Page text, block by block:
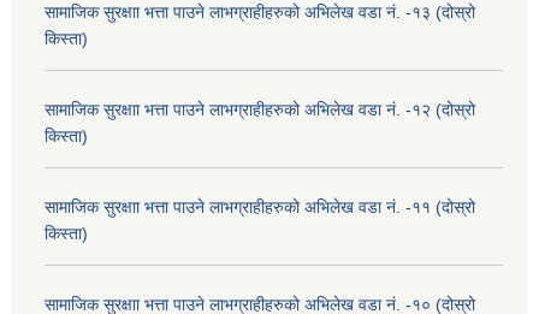
सामाजिक सुरक्षाा भत्ता पाउने लाभग्राहीहरुको अभिलेख वडा नं. -१३ (दोस्रो
किस्ता)
सामाजिक सुरक्षाा भत्ता पाउने लाभग्राहीहरुको अभिलेख वडा नं. -१२ (दोस्रो
किस्ता)
सामाजिक सुरक्षाा भत्ता पाउने लाभग्राहीहरुको अभिलेख वडा नं. -११ (दोस्रो
किस्ता)
सामाजिक सुरक्षाा भत्ता पाउने लाभग्राहीहरुको अभिलेख वडा नं. -१० (दोस्रो